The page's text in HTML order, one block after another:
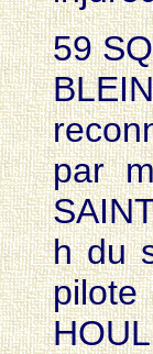
59
par
h du